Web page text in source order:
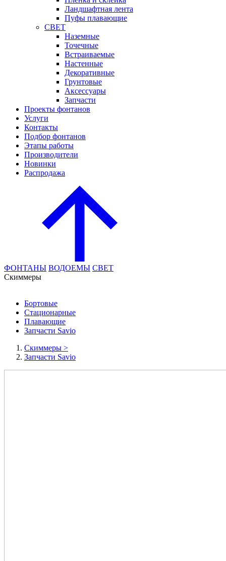
Ландшафтная лента
Пуфы плавающие
СВЕТ
Наземные
Точечные
Встраиваемые
Настенные
Декоративные
Грунтовые
Аксессуары
Запчасти
Проекты фонтанов
Услуги
Контакты
Подбор фонтанов
Этапы работы
Производители
Новинки
Распродажа
ФОНТАНЫ ВОДОЕМЫ СВЕТ
Cкиммеры
Бортовые
Стационарные
Плавающие
Запчасти Savio
Cкиммеры >
Запчасти Savio